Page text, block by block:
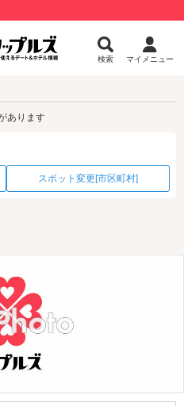
検索 マイメニュー
あります
スポット変更[市区町村]